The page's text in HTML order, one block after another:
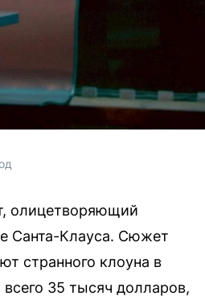
олицетворяющий
Санта-Клауса. Сюжет
странного клоуна в
35 тысяч долларов,